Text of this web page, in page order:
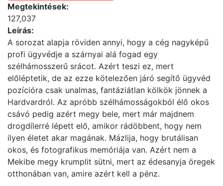
Megtekintések:
127,037
Leírás:
A sorozat alapja röviden annyi, hogy a cég nagyképű
profi ügyvédje a szárnyai alá fogad egy
szélhámosszerű srácot. Azért teszi ez, mert
előléptetik, de az ezze kötelezően járó segítő ügyvéd
pozícióra csak unalmas, fantáziátlan kölkök jönnek a
Hardvardról. Az apróbb szélhámosságokból élő okos
csávó pedig azért megy bele, mert már majdnem
drogdílerré lépett elő, amikor rádöbbent, hogy nem
ilyen életet akar magának. Mázlija, hogy brutálisan
okos, és fotografikus memóriája van. Azért nem a
Mekibe megy krumplit sütni, mert az édesanyja öregek
otthonában van, amire azért kell a pénz.